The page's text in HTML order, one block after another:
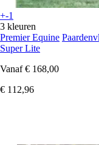
+-1
3 kleuren
Premier Equine
Super Lite
Vanaf € 168,00
€ 112,96